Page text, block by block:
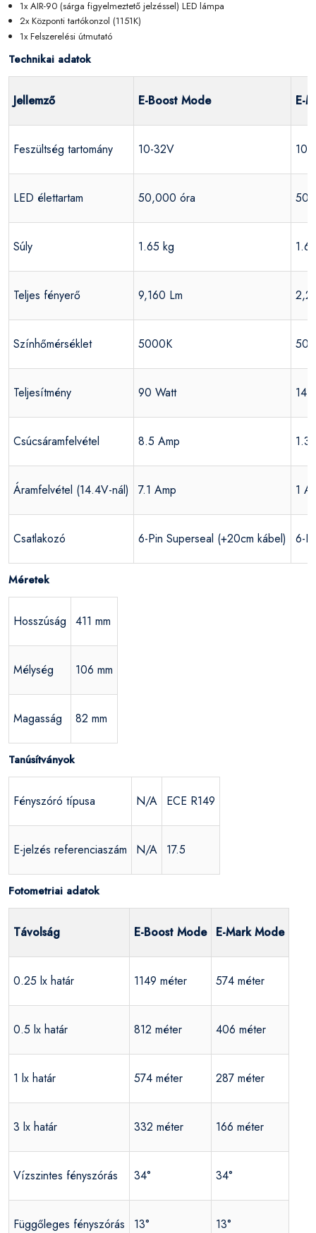
1x AIR-90 (sárga figyelmeztető jelzéssel) LED lámpa
2x Központi tartókonzol (1151K)
1x Felszerelési útmutató
Technikai adatok
Jellemző E-Boost Mode E-
Feszültség tartomány 10-32V 10-
LED élettartam 50,000 óra
Súly 1.65 kg
Teljes fényerő 9,160 Lm
Színhőmérséklet 5000K
Teljesítmény 90 Watt 14
Csúcsáramfelvétel 8.5 Amp 1.3
Áramfelvétel (14.4V-nál) 7.1 Amp 1
Csatlakozó 6-Pin Superseal (+20cm kábel) 6-
Méretek
Hosszúság 411 mm
Mélység 106 mm
Magasság 82 mm
Tanúsítványok
Fényszóró típusa N/A ECE R149
E-jelzés referenciaszám N/A 17.5
Fotometriai adatok
Távolság E-Boost Mode E-Mark Mode
0.25 lx határ 1149 méter 574 méter
0.5 lx határ 812 méter 406 méter
1 lx határ 574 méter 287 méter
3 lx határ 332 méter 166 méter
Vízszintes fényszórás 34° 34°
Függőleges fényszórás 13° 13°